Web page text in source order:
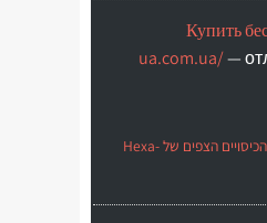
Купить
ua.com.ua/—
סיכום הניסוי ב'מקורות': בחינת הכיסויים הצפים של Hexa-